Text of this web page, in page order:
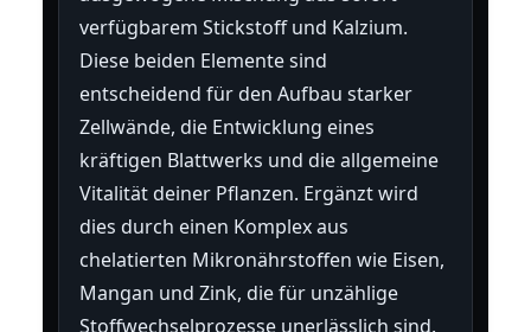
verfügbarem Stickstoff und Kalzium.
Diese beiden Elemente sind
entscheidend für den Aufbau starker
Zellwände, die Entwicklung eines
kräftigen Blattwerks und die allgemeine
Vitalität deiner Pflanzen. Ergänzt wird
dies durch einen Komplex aus
chelatierten Mikronährstoffen wie Eisen,
Mangan und Zink, die für unzählige
Stoffwechselprozesse unerlässlich sind.